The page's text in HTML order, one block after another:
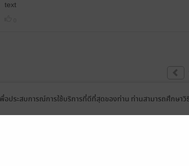
text
อประสบการณ์การใช้บริการที่ดีที่สุดของท่าน ท่านสามารถศึกษ